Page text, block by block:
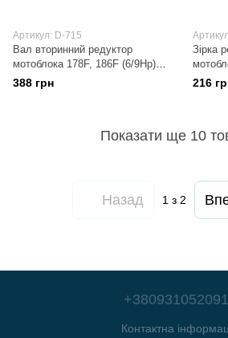
Артикул: D-715
Вал вторинний редуктор
мотоблока 178F, 186F (6/9Hp)
(10 зубів) Forte 135 (Форте),
Зустр HT-135 DIGGER
388 грн
Зірка
(6,5/
216
Показати ще 10
Назад 1 з 2
+380931052091
Контактна